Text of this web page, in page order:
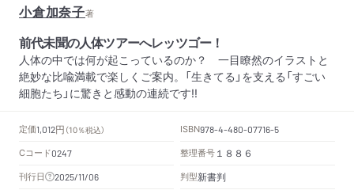
小倉加奈子著
前代未聞の人体ツアーへレッツゴー！
人体の中では何が起こっているのか？ 一目瞭然のイラストと
絶妙な比喩満載で楽しくご案内。「生きてる」を支える「すごい
細胞たち」に驚きと感動の連続です!!
定価1,012円 （10％税込） ISBN978-4-480-07716-5
Cコード0247 整理番号 １８８６
刊行日 2025/11/06 判型新書判